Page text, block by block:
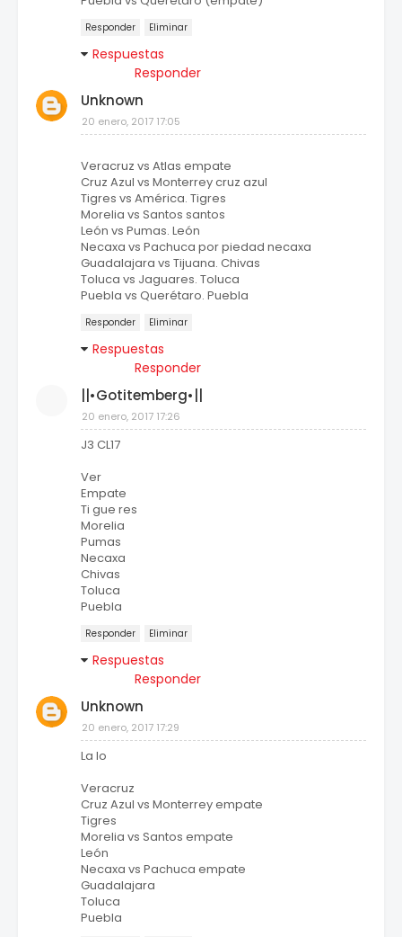
Responder Eliminar
Respuestas
Responder
Unknown
20 enero, 2017 17:05
Veracruz vs Atlas empate
Cruz Azul vs Monterrey cruz azul
Tigres vs América. Tigres
Morelia vs Santos santos
León vs Pumas. León
Necaxa vs Pachuca por piedad necaxa
Guadalajara vs Tijuana. Chivas
Toluca vs Jaguares. Toluca
Puebla vs Querétaro. Puebla
Responder Eliminar
Respuestas
Responder
||•Gotitemberg•||
20 enero, 2017 17:26
J3 CL17
Ver
Empate
Ti gue res
Morelia
Pumas
Necaxa
Chivas
Toluca
Puebla
Responder Eliminar
Respuestas
Responder
Unknown
20 enero, 2017 17:29
La lo
Veracruz
Cruz Azul vs Monterrey empate
Tigres
Morelia vs Santos empate
León
Necaxa vs Pachuca empate
Guadalajara
Toluca
Puebla